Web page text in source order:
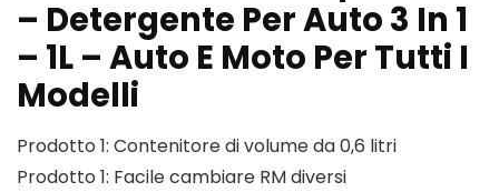
– Detergente Per Auto 3 In 1
– 1L – Auto E Moto Per Tutti I
Modelli
Prodotto 1: Contenitore di volume da 0,6 litri
Prodotto 1: Facile cambiare RM diversi